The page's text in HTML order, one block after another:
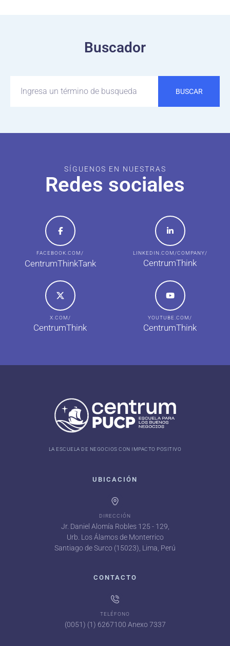
Buscador
BUSCAR
SÍGUENOS EN NUESTRAS
Redes sociales
FACEBOOK.COM/
CentrumThinkTank
LINKEDIN.COM/COMPANY/
CentrumThink
X.COM/
CentrumThink
YOUTUBE.COM/
CentrumThink
LA ESCUELA DE NEGOCIOS CON IMPACTO POSITIVO
UBICACIÓN
DIRECCIÓN
Jr. Daniel Alomía Robles 125 - 129,
Urb. Los Álamos de Monterrico
Santiago de Surco (15023), Lima, Perú
CONTACTO
TELÉFONO
(0051) (1) 6267100 Anexo 7337